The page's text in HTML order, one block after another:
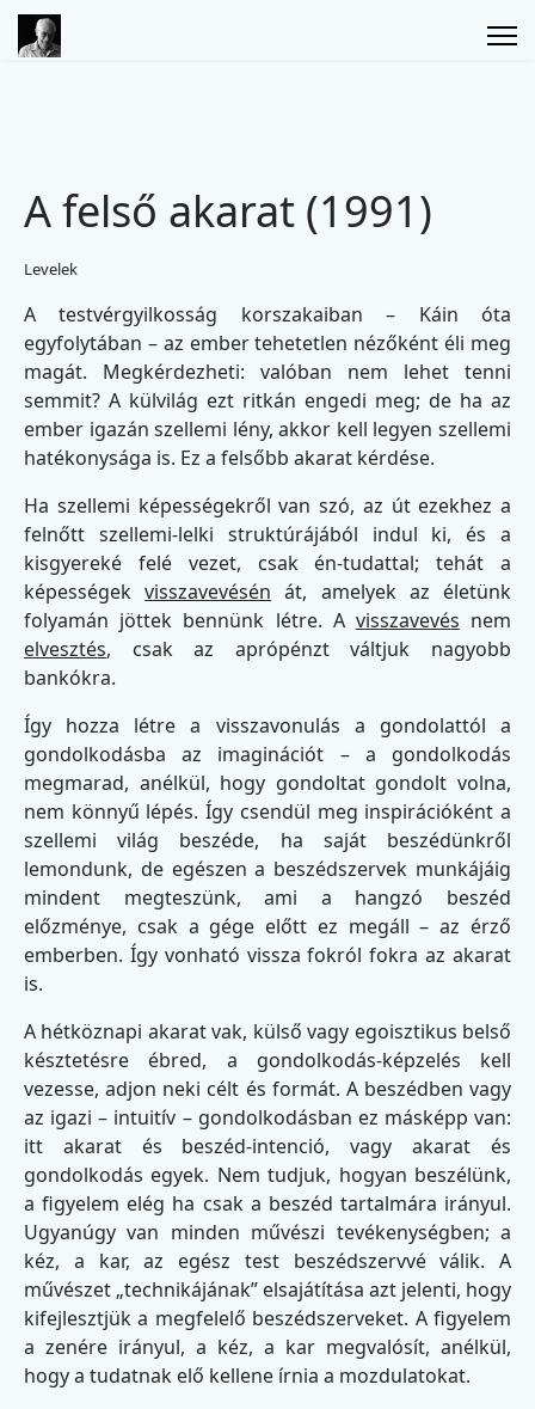
A felső akarat (1991)
Levelek
A testvérgyilkosság korszakaiban – Káin óta
egyfolytában – az ember tehetetlen nézőként éli meg
magát. Megkérdezheti: valóban nem lehet tenni
semmit? A külvilág ezt ritkán engedi meg; de ha az
ember igazán szellemi lény, akkor kell legyen szellemi
hatékonysága is. Ez a felsőbb akarat kérdése.
Ha szellemi képességekről van szó, az út ezekhez a
felnőtt szellemi-lelki struktúrájából indul ki, és a
kisgyereké felé vezet, csak én-tudattal; tehát a
képességekvisszavevésén át, amelyek az életünk
folyamán jöttek bennünk létre. A visszavevés nem
elvesztés, csak az aprópénzt váltjuk nagyobb
bankókra.
Így hozza létre a visszavonulás a gondolattól a
gondolkodásba az imaginációt – a gondolkodás
megmarad, anélkül, hogy gondoltat gondolt volna,
nem könnyű lépés. Így csendül meg inspirációként a
szellemi világ beszéde, ha saját beszédünkről
lemondunk, de egészen a beszédszervek munkájáig
mindent megteszünk, ami a hangzó beszéd
előzménye, csak a gége előtt ez megáll – az érző
emberben. Így vonható vissza fokról fokra az akarat
is.
A hétköznapi akarat vak, külső vagy egoisztikus belső
késztetésre ébred, a gondolkodás-képzelés kell
vezesse, adjon neki célt és formát. A beszédben vagy
az igazi – intuitív – gondolkodásban ez másképp van:
itt akarat és beszéd-intenció, vagy akarat és
gondolkodás egyek. Nem tudjuk, hogyan beszélünk,
a figyelem elég ha csak a beszéd tartalmára irányul.
Ugyanúgy van minden művészi tevékenységben; a
kéz, a kar, az egész test beszédszervvé válik. A
művészet „technikájának” elsajátítása azt jelenti, hogy
kifejlesztjük a megfelelő beszédszerveket. A figyelem
a zenére irányul, a kéz, a kar megvalósít, anélkül,
hogy a tudatnak elő kellene írnia a mozdulatokat.